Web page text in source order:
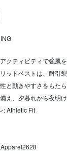
クティビティで強風
ッドベストは、耐引
と動きやすさをもた
え、夕暮れから夜明
: Athletic Fit